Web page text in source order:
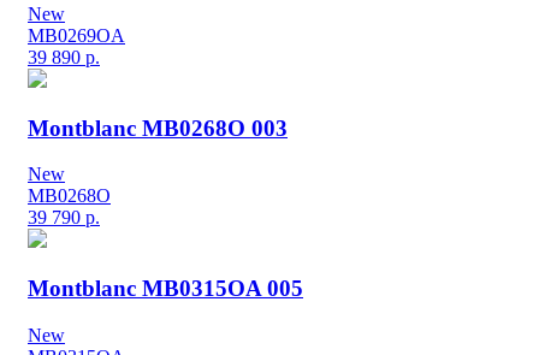
New
MB0269OA
39 890 р.
Montblanc MB0268O 003
New
MB0268O
39 790 р.
Montblanc MB0315OA 005
New